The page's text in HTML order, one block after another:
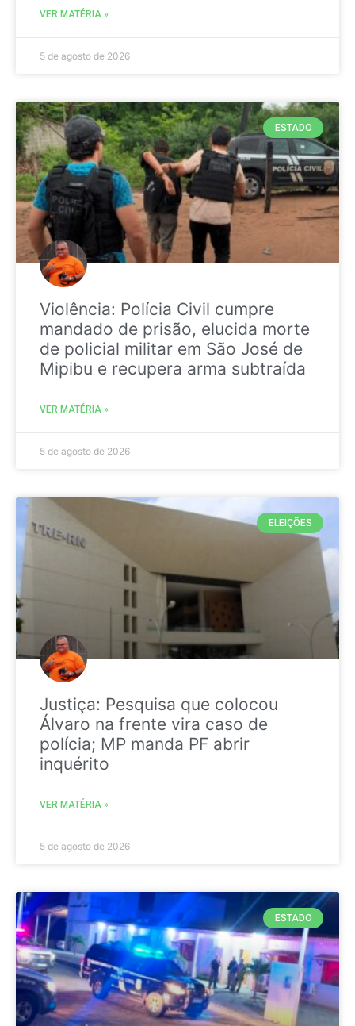
VER MATÉRIA »
5 de agosto de 2026
ESTADO
Violência: Polícia Civil cumpre
mandado de prisão, elucida morte
de policial militar em São José de
Mipibu e recupera arma subtraída
VER MATÉRIA »
5 de agosto de 2026
ELEIÇÕES
Justiça: Pesquisa que colocou
Álvaro na frente vira caso de
polícia; MP manda PF abrir
inquérito
VER MATÉRIA »
5 de agosto de 2026
ESTADO